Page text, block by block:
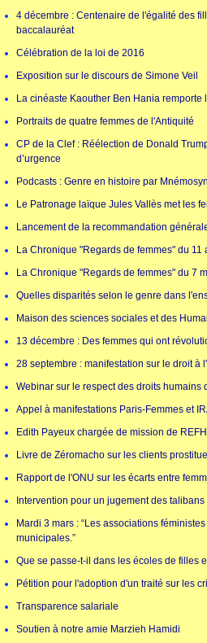
4 décembre : Centenaire de l'égalité des
baccalauréat
Célébration de la loi de 2016
Exposition sur le discours de Simone Veil
La cinéaste Kaouther Ben Hania remporte
Portraits de quatre femmes de l'Antiquité
CP de la Clef : Réélection de Donald
d’urgence
Podcasts : Genre en histoire par
Le Patronage laïque Jules Vallès met les
Lancement de la recommandation
La Chronique "Regards de femmes" du 11
La Chronique "Regards de femmes" du 7
Quelles disparités selon le genre dans
Maison des sciences sociales et des
13 décembre : Des femmes qui ont
28 septembre : manifestation sur le droit à
Webinar sur le respect des droits humains
Appel à manifestations Paris-Femmes et
Edith Payeux chargée de mission de
Livre de Zéromacho sur les clients
Rapport de l'ONU sur les écarts entre
Intervention pour un jugement des
Mardi 3 mars : “Les associations
municipales.”
Que se passe-t-il dans les écoles de filles
Pétition pour l'adoption d'un traité sur les
Transparence salariale
Soutien à notre amie Marzieh Hamidi